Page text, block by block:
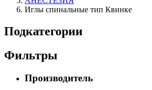
Иглы спинальные тип Квинке
Подкатегории
Фильтры
Производитель